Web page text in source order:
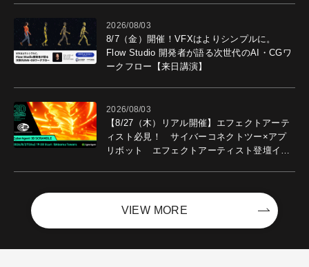
2026/08/03
8/7（金）開催！VFXはよりシンプルに。
Flow Studio 開発者が語る次世代のAI・CGワ
ークフロー【来日講演】
2026/08/03
【8/27（木）リアル開催】エフェクトアーテ
ィスト必見！ サイバーコネクトツー×アプ
リボット エフェクトアーティスト登壇イベ
VIEW MORE